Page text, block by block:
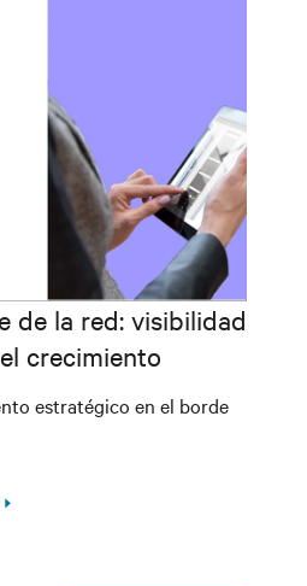
de la red: visibilidad
crecimiento
estratégico en el borde